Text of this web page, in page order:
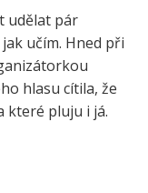
udělat pár
učím. Hned při
hlasu cítila, že
které pluju i já.